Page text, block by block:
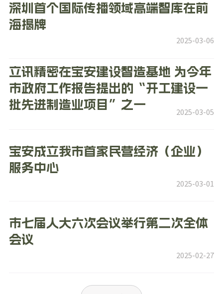
2025-03-06
深圳首个国际传播领域高端智库在前
海揭牌
2025-03-05
立讯精密在宝安建设智造基地 为今年
市政府工作报告提出的“开工建设一
批先进制造业项目”之一
2025-03-01
宝安成立我市首家民营经济（企业）
服务中心
2025-02-27
市七届人大六次会议举行第二次全体
会议